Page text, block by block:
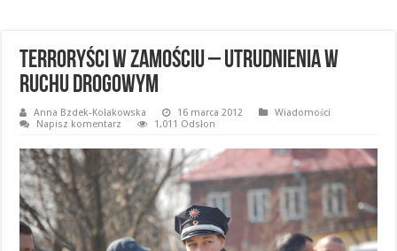
Terroryści w Zamościu – utrudnienia w
ruchu drogowym
Anna Bzdek-Kołakowska 16 marca 2012
Wiadomości
Napisz komentarz
1,011 Odsłon